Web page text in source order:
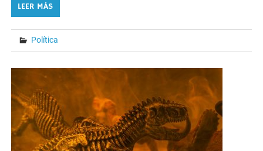
LEER MÁS
Política